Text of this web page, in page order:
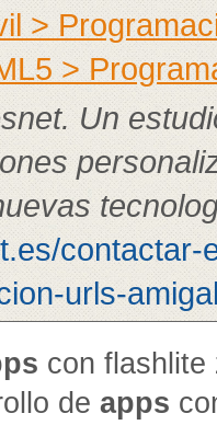
>
>
Un
contactar-
urls-
s con
de apps